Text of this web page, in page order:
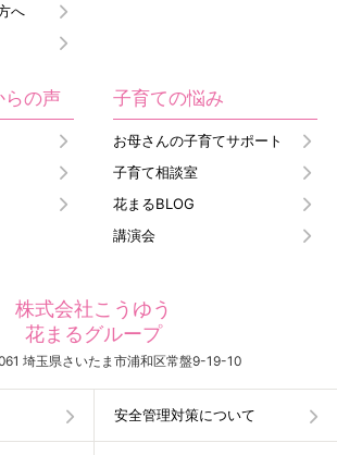
へ
らの声 子育ての悩み
お母さんの子育てサポート
子育て相談室
花まるBLOG
講演会
株式会社こうゆう
花まるグループ
埼玉県さいたま市浦和区常盤9-19-10
安全管理対策について